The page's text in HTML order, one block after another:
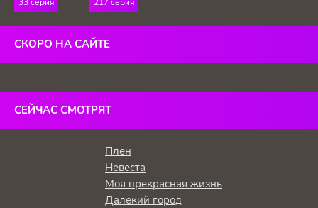
холм
СКОРО НА САЙТЕ
СЕЙЧАС СМОТРЯТ
Плен
Невеста
Моя прекрасная жизнь
Далекий город